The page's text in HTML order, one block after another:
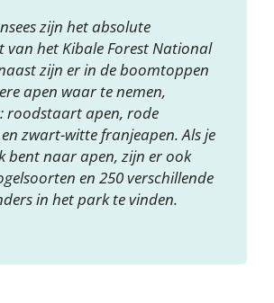
zijn het absolute
van het Kibale Forest National
zijn er in de boomtoppen
apen waar te nemen,
roodstaart apen, rode
zwart-witte franjeapen. Als je
bent naar apen, zijn er ook
en 250 verschillende
in het park te vinden.